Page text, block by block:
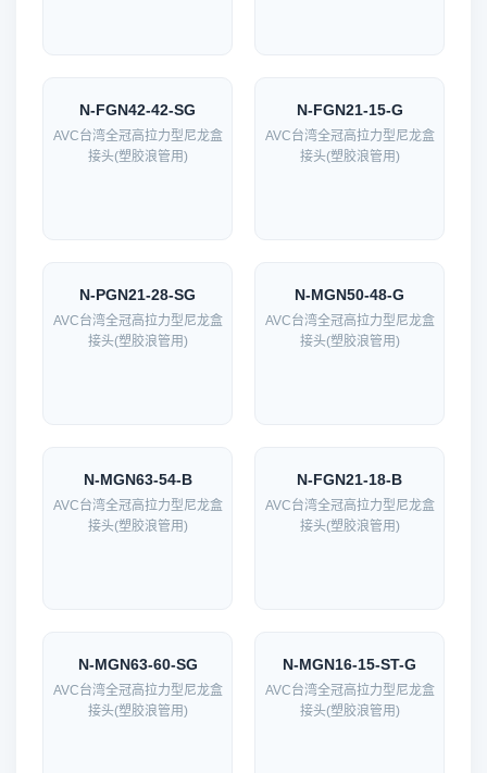
N-FGN42-42-SG
AVC台湾全冠高拉力型尼龙盒
接头(塑胶浪管用)
N-FGN21-15-G
AVC台湾全冠高拉力型尼龙盒
接头(塑胶浪管用)
N-PGN21-28-SG
AVC台湾全冠高拉力型尼龙盒
接头(塑胶浪管用)
N-MGN50-48-G
AVC台湾全冠高拉力型尼龙盒
接头(塑胶浪管用)
N-MGN63-54-B
AVC台湾全冠高拉力型尼龙盒
接头(塑胶浪管用)
N-FGN21-18-B
AVC台湾全冠高拉力型尼龙盒
接头(塑胶浪管用)
N-MGN63-60-SG
AVC台湾全冠高拉力型尼龙盒
接头(塑胶浪管用)
N-MGN16-15-ST-G
AVC台湾全冠高拉力型尼龙盒
接头(塑胶浪管用)